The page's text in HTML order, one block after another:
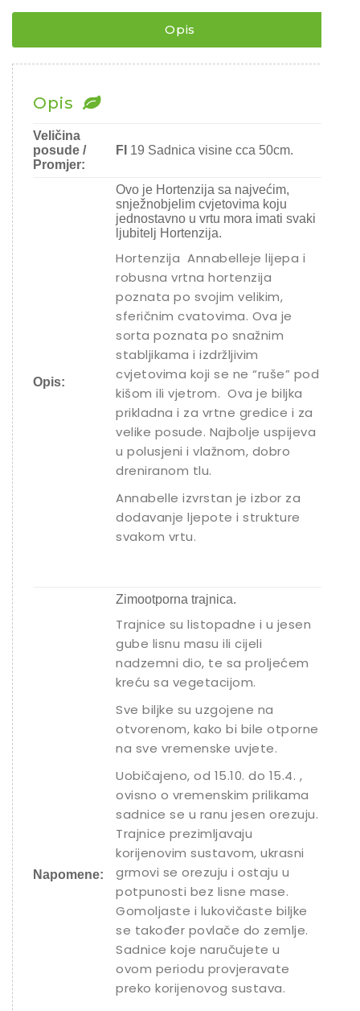
količina
Opis
Opis
Veličina
posude /
Promjer:
FI 19 Sadnica visine cca 50cm.
Opis:
Ovo je Hortenzija sa najvećim,
snježnobjelim cvjetovima koju
jednostavno u vrtu mora imati svaki
ljubitelj Hortenzija.
Hortenzija Annabelleje lijepa i
robusna vrtna hortenzija
poznata po svojim velikim,
sferičnim cvatovima. Ova je
sorta poznata po snažnim
stabljikama i izdržljivim
cvjetovima koji se ne “ruše” pod
kišom ili vjetrom. Ova je biljka
prikladna i za vrtne gredice i za
velike posude. Najbolje uspijeva
u polusjeni i vlažnom, dobro
dreniranom tlu.
Annabelle izvrstan je izbor za
dodavanje ljepote i strukture
svakom vrtu.
Napomene:
Zimootporna trajnica.
Trajnice su listopadne i u jesen
gube lisnu masu ili cijeli
nadzemni dio, te sa proljećem
kreću sa vegetacijom.
Sve biljke su uzgojene na
otvorenom, kako bi bile otporne
na sve vremenske uvjete.
Uobičajeno, od 15.10. do 15.4. ,
ovisno o vremenskim prilikama
sadnice se u ranu jesen orezuju.
Trajnice prezimljavaju
korijenovim sustavom, ukrasni
grmovi se orezuju i ostaju u
potpunosti bez lisne mase.
Gomoljaste i lukovičaste biljke
se također povlače do zemlje.
Sadnice koje naručujete u
ovom periodu provjeravate
preko korijenovog sustava.